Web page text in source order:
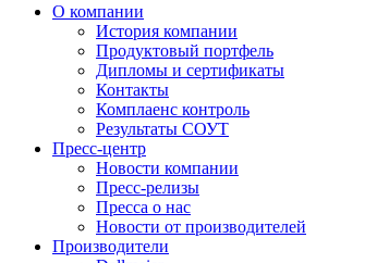
О компании
История компании
Продуктовый портфель
Дипломы и сертификаты
Контакты
Комплаенс контроль
Результаты СОУТ
Пресс-центр
Новости компании
Пресс-релизы
Пресса о нас
Новости от производителей
Производители